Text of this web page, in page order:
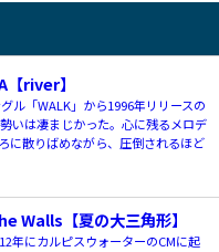
【river】
ル「WALK」から1996年リリースの
いは凄まじかった。心に残るメロデ
に散りばめながら、圧倒されるほど
Walls【夏の大三角形】
年にカルピスウォーターのCMに起